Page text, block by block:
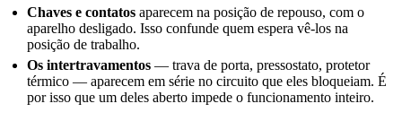
Chaves e contatos aparecem na posição de repouso, com o
aparelho desligado. Isso confunde quem espera vê-los na
posição de trabalho.
Os intertravamentos — trava de porta, pressostato, protetor
térmico — aparecem em série no circuito que eles bloqueiam. É
por isso que um deles aberto impede o funcionamento inteiro.